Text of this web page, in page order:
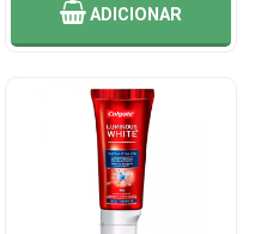
ADICIONAR